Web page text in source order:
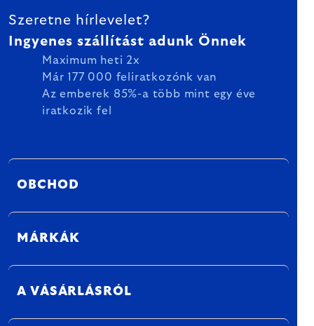
Szeretne hírlevelet?
Ingyenes szállítást adunk Önnek
Maximum heti 2x
Már 177 000 feliratkozónk van
Az emberek 85%-a több mint egy éve
iratkozik fel
OBCHOD
MÁRKÁK
A VÁSÁRLÁSRÓL